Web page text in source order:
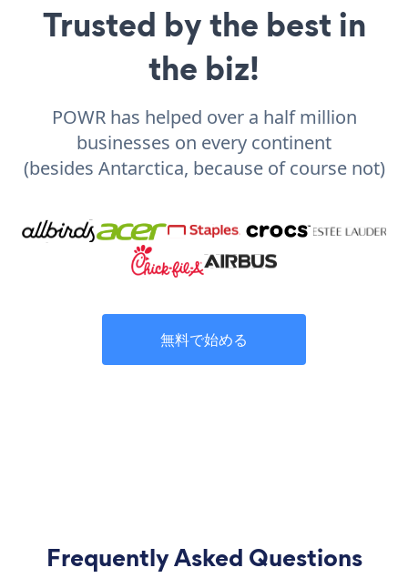
Trusted by the best in
the biz!
POWR has helped over a half million
businesses on every continent
(besides Antarctica, because of course not)
無料で始める
Frequently Asked Questions